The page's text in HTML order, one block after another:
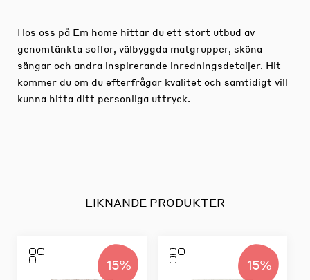
Hos oss på Em home hittar du ett stort utbud av
genomtänkta soffor, välbyggda matgrupper, sköna
sängar och andra inspirerande inredningsdetaljer. Hit
kommer du om du efterfrågar kvalitet och samtidigt vill
kunna hitta ditt personliga uttryck.
LIKNANDE PRODUKTER
15% 15%